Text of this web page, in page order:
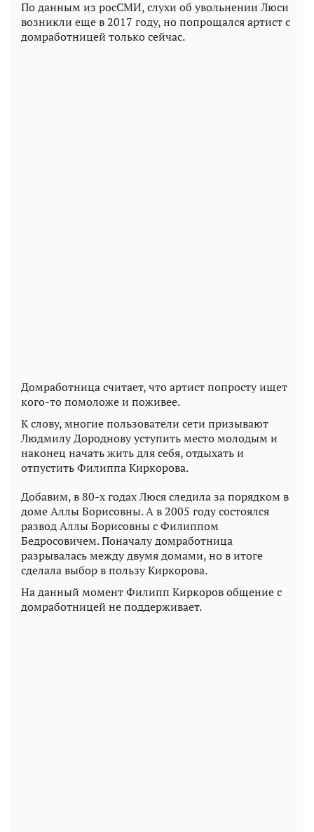
По данным из росСМИ, слухи об увольнении Люси
возникли еще в 2017 году, но попрощался артист с
домработницей только сейчас.
Домработница считает, что артист попросту ищет
кого-то помоложе и поживее.
К слову, многие пользователи сети призывают
Людмилу Дороднову уступить место молодым и
наконец начать жить для себя, отдыхать и
отпустить Филиппа Киркорова.
Добавим, в 80-х годах Люся следила за порядком в
доме Аллы Борисовны. А в 2005 году состоялся
развод Аллы Борисовны с Филиппом
Бедросовичем. Поначалу домработница
разрывалась между двумя домами, но в итоге
сделала выбор в пользу Киркорова.
На данный момент Филипп Киркоров общение с
домработницей не поддерживает.